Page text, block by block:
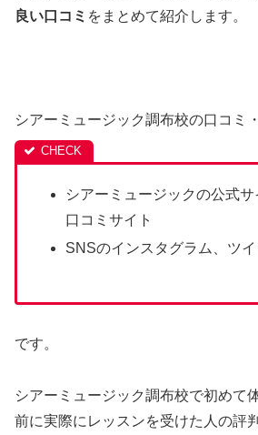
良い口コミ をまとめて紹介します。
シアーミュージック調布校の口コミ
シアーミュージックの公式サ
口コミサイト
SNSのインスタグラム、ツイ
です。
シアーミュージック調布校で初めて
前に実際にレッスンを受けた人の評